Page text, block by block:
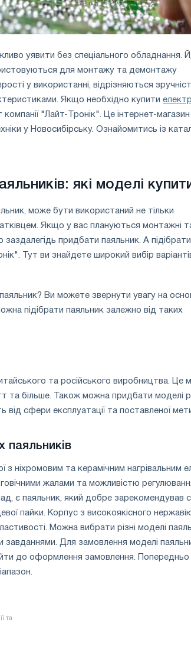
уявити без спеціального обладнання.
для монтажу та демонтажу
у використанні, відрізняються
Якщо необхідно купити
"Лайт-Тронік". Це інтернет-магазин
у Новосибірську. Ознайомитись із
які моделі
може бути використаний не тільки
Якщо у вас плануються монтажні
придбати паяльник. А
Тут ви знайдете широкий вибір
Ви можете звернути увагу на
підібрати паяльник залежно від таких
та російського виробництва. Це
та більше. Також можна придбати моделі
від сфери експлуатації та поставленої
паяльників
з ніхромовим та керамічним нагрівальним
жалами та можливістю
є паяльник, який добре зарекомендував
пайки. Корпус з високоякісного
Можна вибрати різні моделі
завданнями. Для замовлення моделі
до оформлення замовлення.